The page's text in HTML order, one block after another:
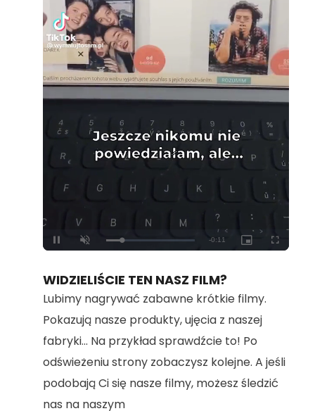
Unmute Loaded:
100.00%
WIDZIELIŚCIE TEN NASZ FILM?
Lubimy nagrywać zabawne krótkie filmy.
Pokazują nasze produkty, ujęcia z naszej
fabryki... Na przykład sprawdźcie to! Po
odświeżeniu strony zobaczysz kolejne. A jeśli
podobają Ci się nasze filmy, możesz śledzić
nas na naszym